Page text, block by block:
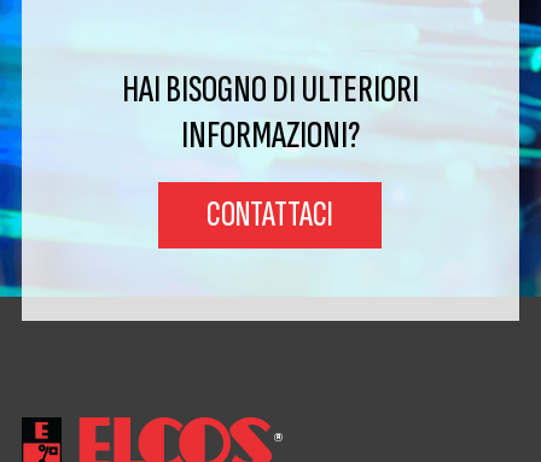
HAI BISOGNO DI ULTERIORI
INFORMAZIONI?
CONTATTACI